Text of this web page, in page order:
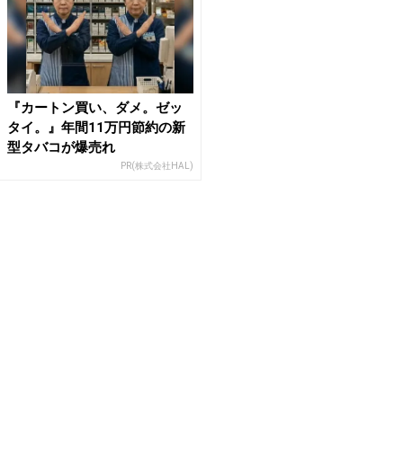
『カートン買い、ダメ。ゼッ
タイ。』年間11万円節約の新
型タバコが爆売れ
PR(株式会社HAL)